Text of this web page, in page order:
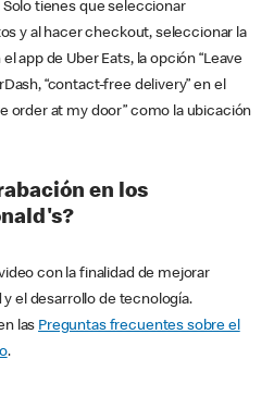
Solo tienes que seleccionar
y al hacer checkout, seleccionar la
app de Uber Eats, la opción “Leave
“contact-free delivery” en el
order at my door” como la ubicación
en los
con la finalidad de mejorar
el desarrollo de tecnología.
las Preguntas frecuentes sobre el
.